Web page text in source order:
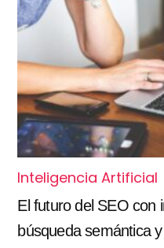
Inteligencia Artificial
El futuro del SEO con
búsqueda semántica